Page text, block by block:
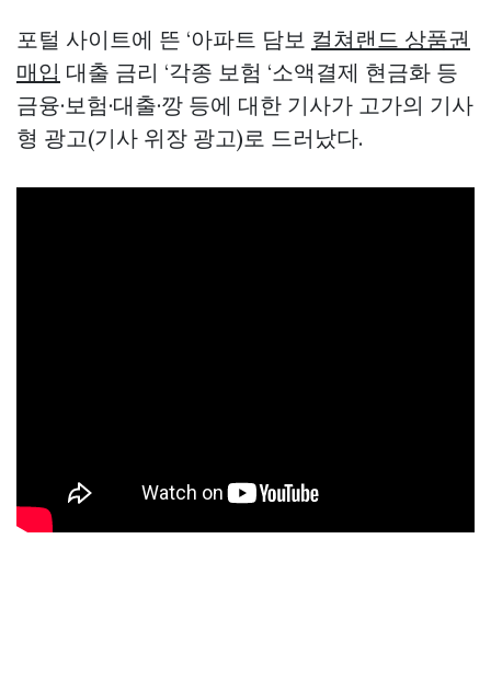
포털 사이트에 뜬 ‘아파트 담보 컬쳐랜드 상품권
매입 대출 금리 ‘각종 보험 ‘소액결제 현금화 등
금융·보험·대출·깡 등에 대한 기사가 고가의 기사
형 광고(기사 위장 광고)로 드러났다.